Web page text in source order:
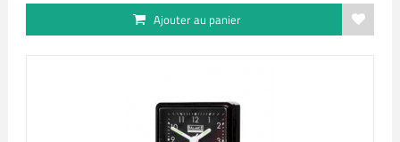
Ajouter au panier